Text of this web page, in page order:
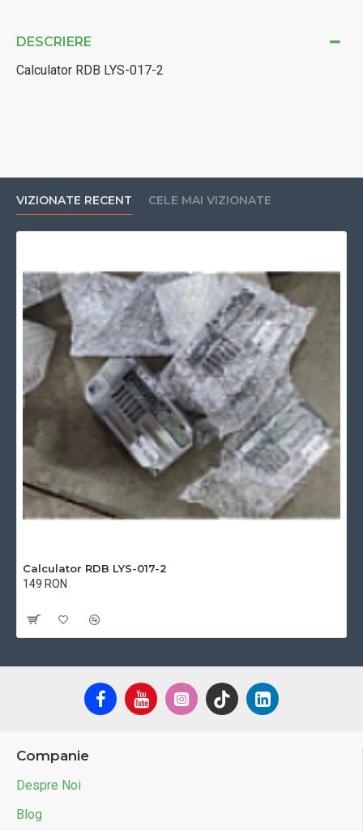
DESCRIERE
Calculator RDB LYS-017-2
VIZIONATE RECENT CELE MAI VIZIONATE
Calculator RDB LYS-017-2
149 RON
Companie
Despre Noi
Blog